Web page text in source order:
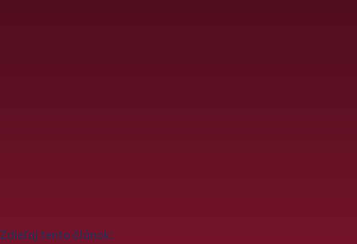
Zdieľaj tento článok: